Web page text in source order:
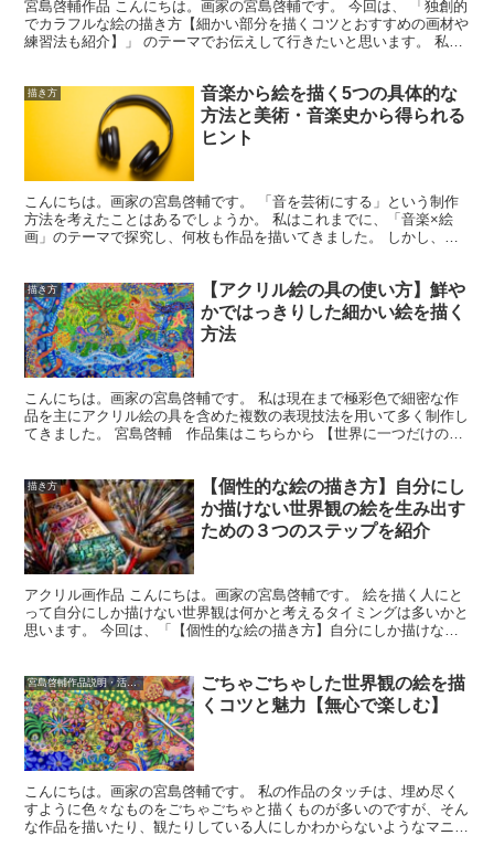
宮島啓輔作品 こんにちは。画家の宮島啓輔です。 今回は、 「独創的
でカラフルな絵の描き方【細かい部分を描くコツとおすすめの画材や
練習法も紹介】」 のテーマでお伝えして行きたいと思います。 私は
描き方
音楽から絵を描く5つの具体的な
方法と美術・音楽史から得られる
ヒント
こんにちは。画家の宮島啓輔です。 「音を芸術にする」という制作
方法を考えたことはあるでしょうか。 私はこれまでに、「音楽×絵
画」のテーマで探究し、何枚も作品を描いてきました。 しかし、ネ
描き方
【アクリル絵の具の使い方】鮮や
かではっきりした細かい絵を描く
方法
こんにちは。画家の宮島啓輔です。 私は現在まで極彩色で細密な作
品を主にアクリル絵の具を含めた複数の表現技法を用いて多く制作し
てきました。 宮島啓輔 作品集はこちらから 【世界に一つだけのア
描き方
【個性的な絵の描き方】自分にし
か描けない世界観の絵を生み出す
ための３つのステップを紹介
アクリル画作品 こんにちは。画家の宮島啓輔です。 絵を描く人にと
って自分にしか描けない世界観は何かと考えるタイミングは多いかと
思います。 今回は、「【個性的な絵の描き方】自分にしか描けない
宮島啓輔作品説明・活動・関連情報
ごちゃごちゃした世界観の絵を描
くコツと魅力【無心で楽しむ】
こんにちは。画家の宮島啓輔です。 私の作品のタッチは、埋め尽く
すように色々なものをごちゃごちゃと描くものが多いのですが、そん
な作品を描いたり、観たりしている人にしかわからないようなマニア